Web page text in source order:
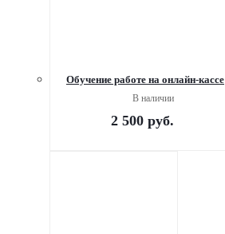
Обучение работе на онлайн-кассе
В наличии
2 500 руб.